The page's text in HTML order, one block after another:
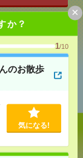
か？
1/10
のお散歩
気になる!
×